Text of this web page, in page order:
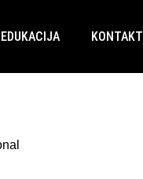
EDUKACIJA KONTAKT